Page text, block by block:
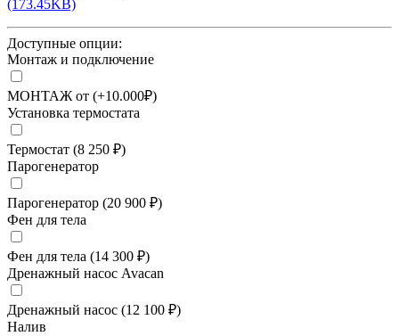
(173.45KB)
Доступные опции:
Монтаж и подключение
МОНТАЖ от (+10.000₽)
Установка термостата
Термостат (8 250 ₽)
Парогенератор
Парогенератор (20 900 ₽)
Фен для тела
Фен для тела (14 300 ₽)
Дренажный насос Avacan
Дренажный насос (12 100 ₽)
Налив